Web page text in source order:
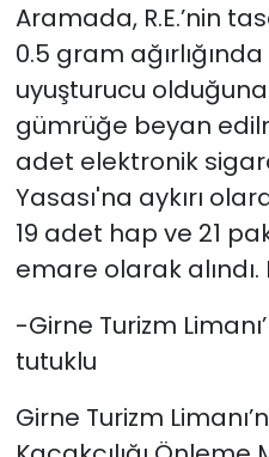
Aramada, R.E.’nin
0.5 gram
uyuşturucu
gümrüğe beyan
adet elektronik
Yasası'na aykırı
19 adet hap ve 21
emare olarak alındı.
-Girne Turizm
tutuklu
Girne Turizm